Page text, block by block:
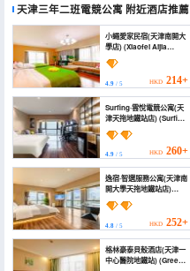
天津三年二班電競公寓 附近酒店推薦
小蠅愛家民宿(天津南開大
學店) (Xiaofei Aijia
Homestay (Tianjin
Nankai University))
4.9 / 5 HKD 214+
Surfing·雲悅電競公寓(天
津天拖地鐵站店) (Surfing
Yunyue Electrical
Sports Apartment
(Tianjin Tiantuo Subway
Station Branch))
4.9 / 5 HKD 260+
逸宿·智選服務公寓(天津南
開大學天拖地鐵站店)
(Yisu Smart Service
Apartment (Tianjin
Nankai University
Tiantuo Subway
Station))
4.8 / 5 HKD 252+
格林豪泰貝殼酒店(天津一
中心醫院地鐵站) (Green